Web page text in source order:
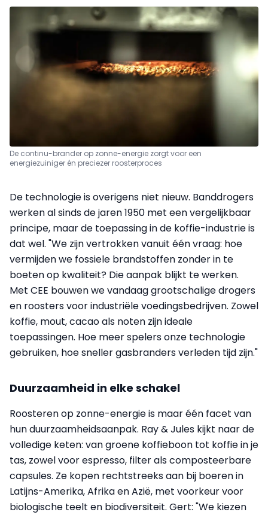
De continu-brander op zonne-energie zorgt voor een
energiezuiniger én preciezer roosterproces
De technologie is overigens niet nieuw. Banddrogers
werken al sinds de jaren 1950 met een vergelijkbaar
principe, maar de toepassing in de koffie-industrie is
dat wel. "We zijn vertrokken vanuit één vraag: hoe
vermijden we fossiele brandstoffen zonder in te
boeten op kwaliteit? Die aanpak blijkt te werken.
Met CEE bouwen we vandaag grootschalige drogers
en roosters voor industriële voedingsbedrijven. Zowel
koffie, mout, cacao als noten zijn ideale
toepassingen. Hoe meer spelers onze technologie
gebruiken, hoe sneller gasbranders verleden tijd zijn."
Duurzaamheid in elke schakel
Roosteren op zonne-energie is maar één facet van
hun duurzaamheidsaanpak. Ray & Jules kijkt naar de
volledige keten: van groene koffieboon tot koffie in je
tas, zowel voor espresso, filter als composteerbare
capsules. Ze kopen rechtstreeks aan bij boeren in
Latijns-Amerika, Afrika en Azië, met voorkeur voor
biologische teelt en biodiversiteit. Gert: "We kiezen